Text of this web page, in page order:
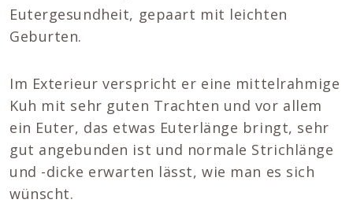
Eutergesundheit, gepaart mit leichten
Geburten.
Im Exterieur verspricht er eine mittelrahmige
Kuh mit sehr guten Trachten und vor allem
ein Euter, das etwas Euterlänge bringt, sehr
gut angebunden ist und normale Strichlänge
und -dicke erwarten lässt, wie man es sich
wünscht.